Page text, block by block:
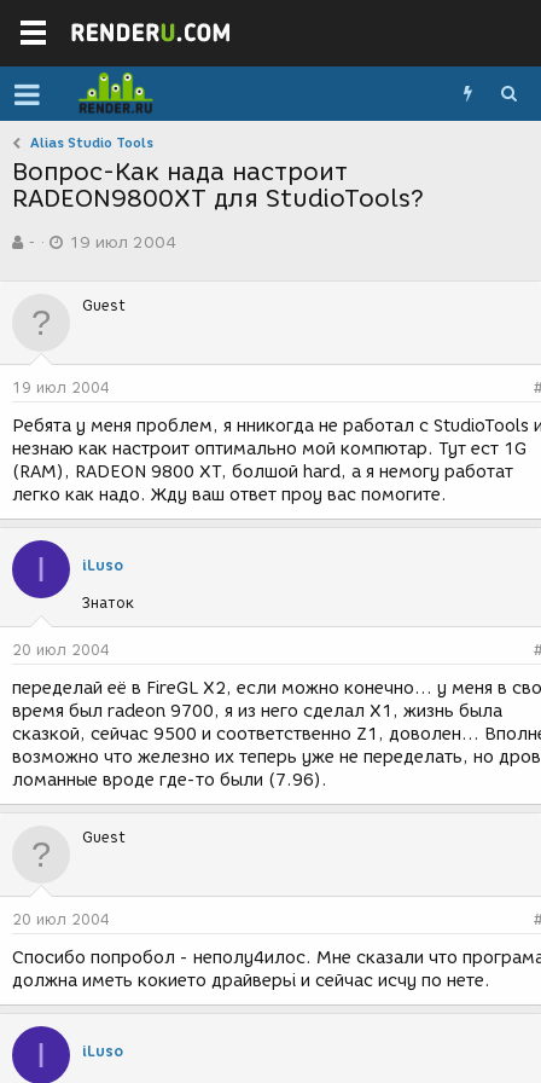
Alias Studio Tools
Вопрос-Как нада настроит
RADEON9800XT для StudioTools?
в
р
м
-
а
д
н
и
19 июл 2004
Guest
19 июл 2004
Ребята у меня проблем, я нникогда не работал с StudioTools
незнаю как настроит оптимально мой компютар. Тут ест 1G
(RAM), RADEON 9800 XT, болшой hard, а я немогу работат
легко как надо. Жду ваш ответ проу вас помогите.
I iLuso
Знаток
20 июл 2004
переделай её в FireGL X2, если можно конечно... у меня в
время был radeon 9700, я из него сделал X1, жизнь была
сказкой, сейчас 9500 и соответственно Z1, доволен...
возможно что железно их теперь уже не переделать, но
ломанные вроде где-то были (7.96).
Guest
20 июл 2004
Спосибо попробол - неполу4илос. Мне сказали что
должна иметь кокието драйверьi и сейчас исчу по нете.
I iLuso